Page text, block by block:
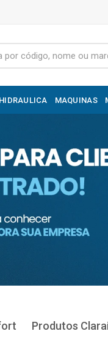
HIDRAULICA MAQUINAS
Produtos